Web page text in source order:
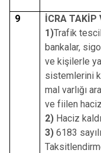
9
İCRA TAKİP
1)Trafik
bankalar,
ve kişilerle
sistemlerini
mal varlığı
ve fiilen
2)Haciz
3)6183